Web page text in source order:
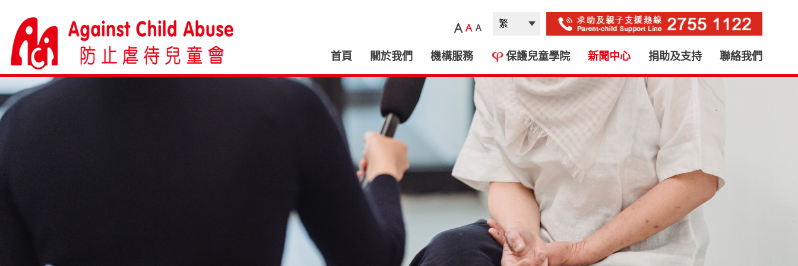
A A A
首頁 關於我們 機構服務 保護兒童學院 新聞中心 捐助及支持 聯絡我們